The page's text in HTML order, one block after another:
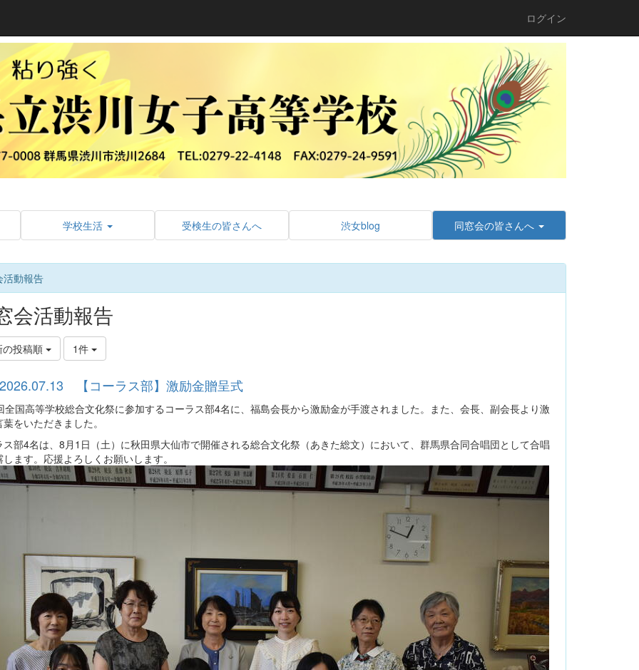
ログイン
学校生活 受検生の皆さんへ 渋女blog 同窓会の皆さんへ
活動報告
会活動報告
投稿順 1件
【コーラス部】激励金贈呈式
全国高等学校総合文化祭に参加するコーラス部4名に、福島会長から激励金が手渡されました。また、会長、副会長より激
をいただきました。
ス部4名は、8月1日（土）に秋田県大仙市で開催される総合文化祭（あきた総文）において、群馬県合同合唱団として合唱
ます。応援よろしくお願いします。